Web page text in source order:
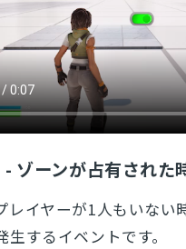
- ゾーンが占有された
レイヤーが1人もいない
生するイベントです。